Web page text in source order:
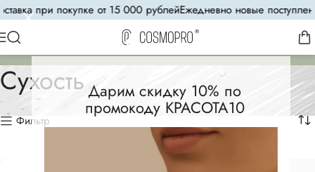
Дарим скидку 10% по
промокоду КРАСОТА10
при покупке от 15 000 рублейЕжедневно новые
Сухость
Фильтр
СКОРО В ПРОДАЖЕ